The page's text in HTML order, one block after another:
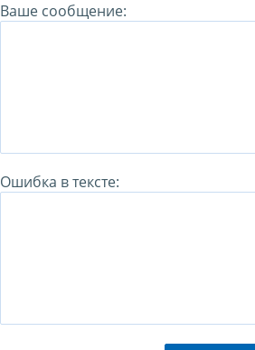
Ваше сообщение:
Ошибка в тексте: